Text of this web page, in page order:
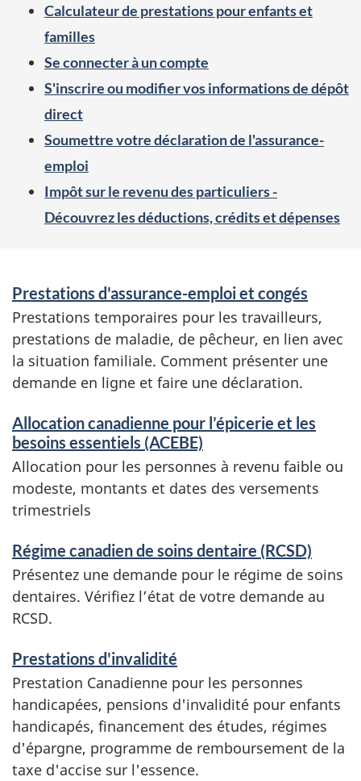
Calculateur de prestations pour enfants et
familles
Se connecter à un compte
S'inscrire ou modifier vos informations de dépôt
direct
Soumettre votre déclaration de l'assurance-
emploi
Impôt sur le revenu des particuliers -
Découvrez les déductions, crédits et dépenses
S
e
r
v
i
c
e
s
e
t
r
e
n
s
e
i
g
n
e
m
e
n
t
Prestations d'assurance-emploi et congés
Prestations temporaires pour les travailleurs,
prestations de maladie, de pêcheur, en lien avec
la situation familiale. Comment présenter une
demande en ligne et faire une déclaration.
Allocation canadienne pour l’épicerie et les
besoins essentiels (ACEBE)
Allocation pour les personnes à revenu faible ou
modeste, montants et dates des versements
trimestriels
Régime canadien de soins dentaire (RCSD)
Présentez une demande pour le régime de soins
dentaires. Vérifiez l’état de votre demande au
RCSD.
Prestations d'invalidité
Prestation Canadienne pour les personnes
handicapées, pensions d'invalidité pour enfants
handicapés, financement des études, régimes
d'épargne, programme de remboursement de la
taxe d'accise sur l'essence.